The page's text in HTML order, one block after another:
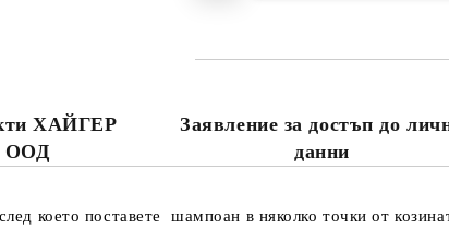
ХАЙГЕР
ООД
Заявление за достъп до
данни
което поставете шампоан в няколко точки от